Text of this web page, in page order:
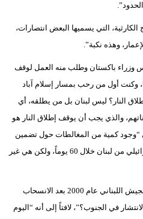
الكارثية، التي يسميها البعض انتصارات،
وهذه نكبة”.
وزراء باكستان وطلب منه العمل لوقف
وكنت أول من رحب بمسار إسلام آباد
النار؟ ليس لبنان بل من يطلقه، أي
والذي يجب أن يوقف إطلاق النار هو
كمية من المغالطات حول تضمين
اتفاق إسلام آباد مسألة انسحاب إسرائيلي من لبنان خلال 60 يوماً، ولكن هي غير
كما سأل رئيس الحكومة” لماذا مُنع الجيش اللبناني عام 2000 بعد الانسحاب
في الجنوب؟”، لافتاً إلى أنه “اليوم